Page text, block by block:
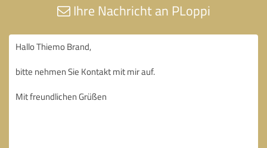
Ihre Nachricht an PLoppi